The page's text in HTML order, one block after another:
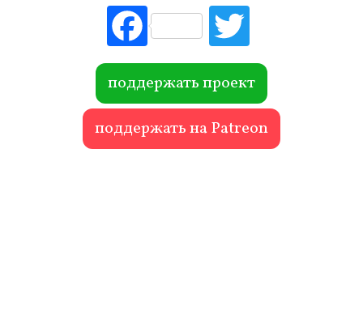
Fac
ebo
ok r
поддержать проект
поддержать на Patreon